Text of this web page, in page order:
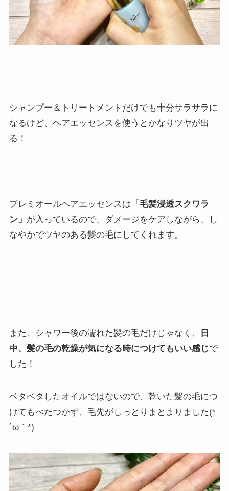
シャンプー＆トリートメントだけでも十分サラサラに
なるけど、ヘアエッセンスを使うとかなりツヤが出
る！
プレミオールヘアエッセンスは 「毛髪浸透スクワラ
ン」 が入っているので、ダメージをケアしながら、し
なやかでツヤのある髪の毛にしてくれます。
また、シャワー後の濡れた髪の毛だけじゃなく、
日
中、髪の毛の乾燥が気になる時につけてもいい感じで
した！
ベタベタしたオイルではないので、乾いた髪の毛につ
けてもべたつかず、毛先がしっとりまとまりました(*
´ω｀*)